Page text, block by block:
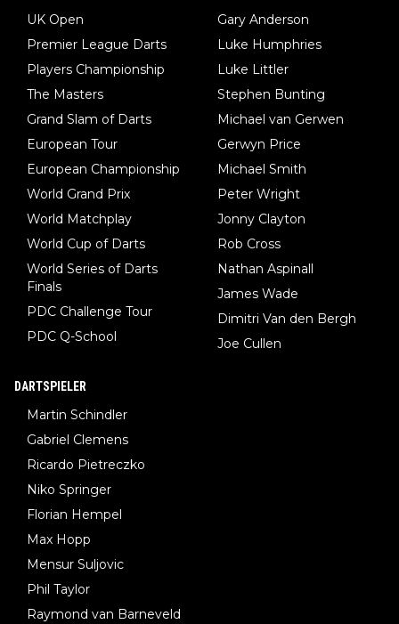
UK Open
Premier League Darts
Players Championship
The Masters
Grand Slam of Darts
European Tour
European Championship
World Grand Prix
World Matchplay
World Cup of Darts
World Series of Darts
Finals
PDC Challenge Tour
PDC Q-School
Gary Anderson
Luke Humphries
Luke Littler
Stephen Bunting
Michael van Gerwen
Gerwyn Price
Michael Smith
Peter Wright
Jonny Clayton
Rob Cross
Nathan Aspinall
James Wade
Dimitri Van den Bergh
Joe Cullen
DARTSPIELER
Martin Schindler
Gabriel Clemens
Ricardo Pietreczko
Niko Springer
Florian Hempel
Max Hopp
Mensur Suljovic
Phil Taylor
Raymond van Barneveld